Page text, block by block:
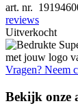
art. nr.
reviews
Uitverkocht
Vragen? Neem
Bekijk onze